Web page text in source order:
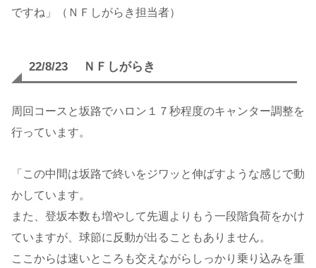
ですね」（ＮＦしがらき担当者）
22/8/23 ＮＦしがらき
周回コースと坂路でハロン１７秒程度のキャンター調整を
行っています。
「この中間は坂路で終いをジワッと伸ばすような感じで動
かしています。
また、登坂本数も増やして先週よりもう一段階負荷をかけ
ていますが、球節に反動が出ることもありません。
ここからは速いところも交えながらしっかり乗り込みを重